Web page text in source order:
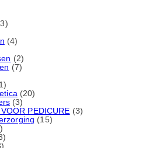
(4)
(2)
(7)
(20)
(3)
PEDICURE (3)
(15)